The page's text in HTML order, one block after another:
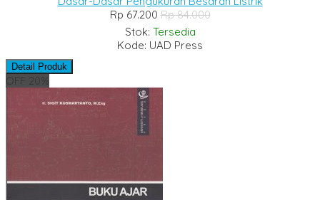
Rp 67.200Rp 84.000
Stok: Tersedia
Kode: UAD Press
Detail Produk
OFF 20%